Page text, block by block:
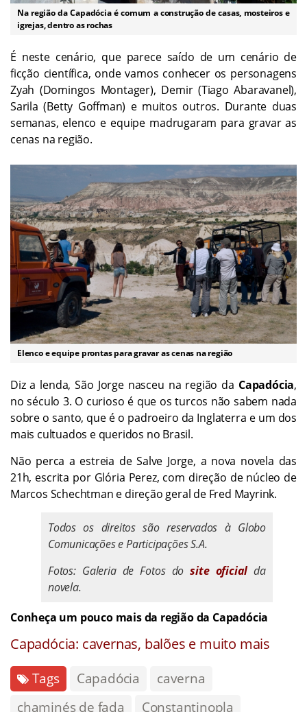
Na região da Capadócia é comum a construção de casas, mosteiros e
igrejas, dentro as rochas
É neste cenário, que parece saído de um cenário de
ficção científica, onde vamos conhecer os personagens
Zyah (Domingos Montager), Demir (Tiago Abaravanel),
Sarila (Betty Goffman) e muitos outros. Durante duas
semanas, elenco e equipe madrugaram para gravar as
cenas na região.
Elenco e equipe prontas para gravar as cenas na região
Diz a lenda, São Jorge nasceu na região da Capadócia,
no século 3. O curioso é que os turcos não sabem nada
sobre o santo, que é o padroeiro da Inglaterra e um dos
mais cultuados e queridos no Brasil.
Não perca a estreia de Salve Jorge, a nova novela das
21h, escrita por Glória Perez, com direção de núcleo de
Marcos Schechtman e direção geral de Fred Mayrink.
Todos os direitos são reservados à Globo
Comunicações e Participações S.A.
Fotos: Galeria de Fotos do site oficialda
novela.
Conheça um pouco mais da região da Capadócia
Capadócia: cavernas, balões e muito mais
Tags Capadócia
caverna
chaminés de fada
Constantinopla